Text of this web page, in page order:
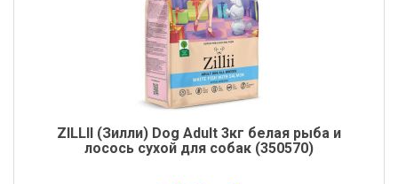
ZILLII (Зилли) Dog Adult 3кг белая рыба и
лосось сухой для собак (350570)